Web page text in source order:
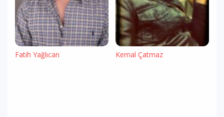
Fatih Yağlıcan Kemal Çatmaz